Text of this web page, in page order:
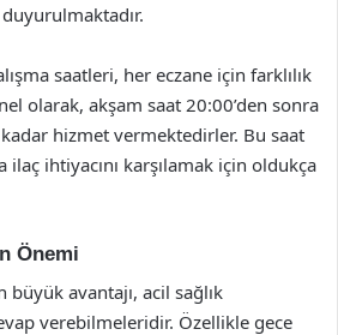
saatleri, her eczane için farklılık
olarak, akşam saat 20:00’den sonra
kadar hizmet vermektedirler. Bu saat
ihtiyacını karşılamak için oldukça
Önemi
büyük avantajı, acil sağlık
verebilmeleridir. Özellikle gece